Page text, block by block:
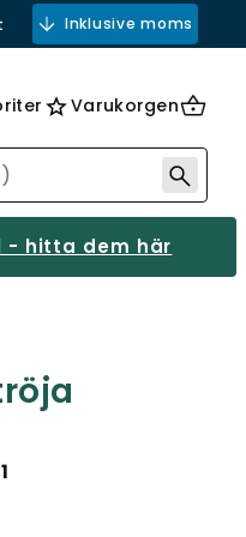
Inklusive moms
Varukorgen
- hitta dem här